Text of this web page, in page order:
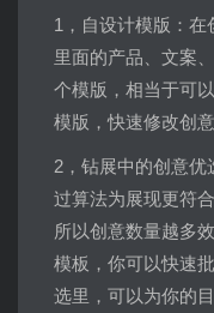
1，自设计模版：在
里面的产品、文案
个模版，相当于可
模版，快速修改创意
2，钻展中的创意优
过算法为展现更符
所以创意数量越多
模板，你可以快速
选里，可以为你的